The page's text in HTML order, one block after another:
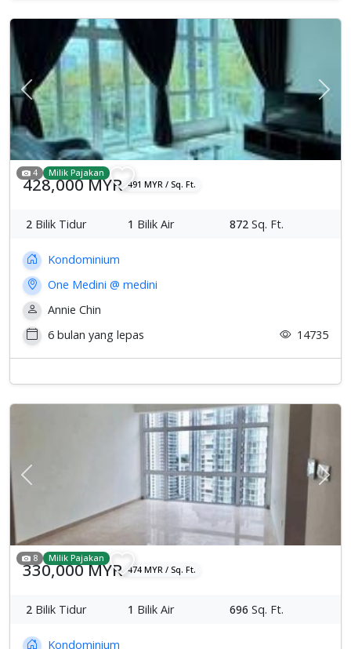
Previous
4 Milik Pajakan
428,000 MYR 491 MYR / Sq. Ft.
2 Bilik Tidur 1 Bilik Air 872 Sq. Ft.
Kondominium
One Medini @ medini
Annie Chin
6 bulan yang lepas
14735
Previous
8 Milik Pajakan
330,000 MYR 474 MYR / Sq. Ft.
2 Bilik Tidur 1 Bilik Air 696 Sq. Ft.
Kondominium